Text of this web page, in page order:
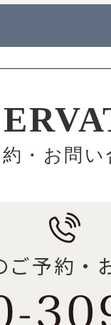
・お問
ご予約・